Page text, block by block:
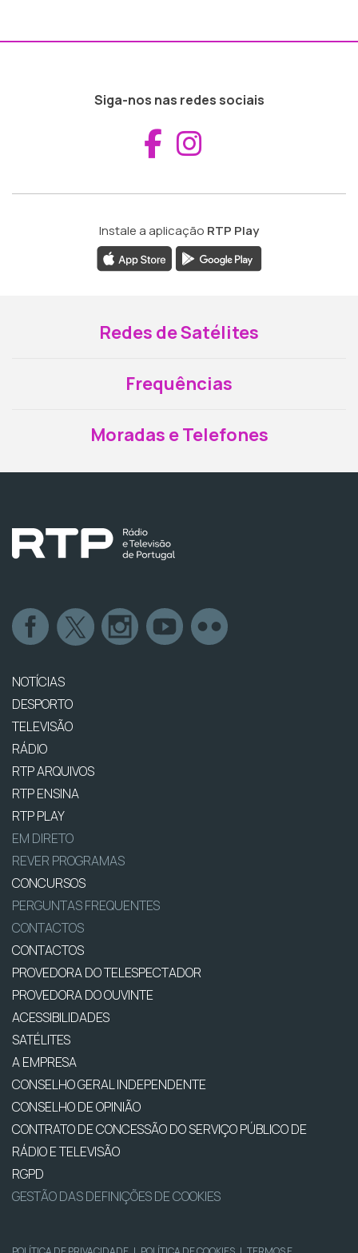
Siga-nos nas redes sociais
Aceder ao
Instale a aplicação RTP Play
Redes de Satélites
Frequências
Moradas e Telefones
NOTÍCIAS
DESPORTO
TELEVISÃO
RÁDIO
RTP ARQUIVOS
RTP ENSINA
RTP PLAY
EM DIRETO
REVER PROGRAMAS
CONCURSOS
PERGUNTAS FREQUENTES
CONTACTOS
CONTACTOS
PROVEDORA DO TELESPECTADOR
PROVEDORA DO OUVINTE
ACESSIBILIDADES
SATÉLITES
A EMPRESA
CONSELHO GERAL INDEPENDENTE
CONSELHO DE OPINIÃO
CONTRATO DE CONCESSÃO DO SERVIÇO PÚBLICO DE
RÁDIO E TELEVISÃO
RGPD
GESTÃO DAS DEFINIÇÕES DE COOKIES